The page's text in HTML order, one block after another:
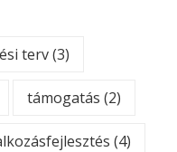
terv(3)
támogatás (2)
(4)